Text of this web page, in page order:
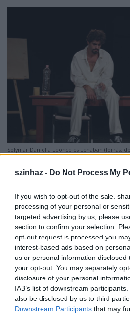
szinhaz - Do Not Process My
If you wish to opt-out of the sale,
processing of your personal or
targeted advertising by us, please
section to confirm your selection.
opt-out request is processed you
interest-based ads based on
us or personal information disclosed
your opt-out. You may separately
disclosure of your personal
IAB’s list of downstream
also be disclosed by us to third
Downstream Participants that may
Solymár Dániel a Leonce és Lénában (forrás:
- Amit tanulhatott volna a tanodában,
alatt, sokkal többet, mint egy
egyik munkafolyamatból a
ember, több darabot próbál
iskolában ez nem fordul elő. A
tanáraim voltak, de a szüleim
támogatni, éjszakánként
nappal iskolába járhassak.
hogy a színész képzettség
feltétlenül szükséges.
- Tucatnyi szerep van ön mögött a
gyermekdarabtól kezdve
Pichler Wallenbergjéig. Melyik a